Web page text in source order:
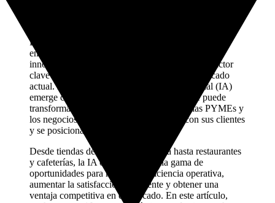
En el dinámico mundo de las pequeñas y medianas
empresas (PYMEs) y los negocios locales, la
innovación tecnológica se ha convertido en un factor
clave para la diferenciación y el éxito en el mercado
actual. En este contexto, la inteligencia artificial (IA)
emerge como una herramienta poderosa que puede
transformar por completo la forma en que las PYMEs y
los negocios locales operan, interactúan con sus clientes
y se posicionan en el mercado.
Desde tiendas de comercio minorista hasta restaurantes
y cafeterías, la IA ofrece una amplia gama de
oportunidades para mejorar la eficiencia operativa,
aumentar la satisfacción del cliente y obtener una
ventaja competitiva en el mercado. En este artículo,